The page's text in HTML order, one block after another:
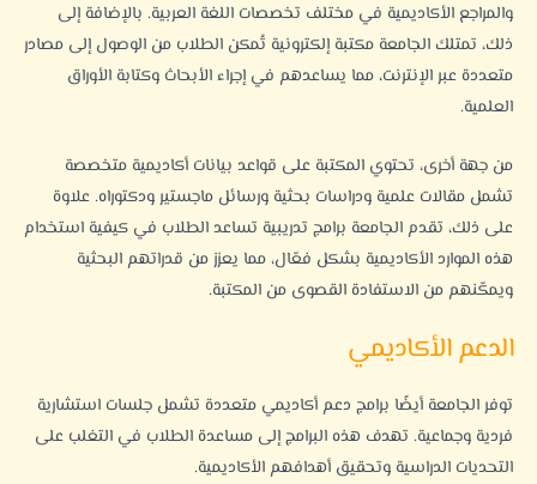
والمراجع الأكاديمية في مختلف تخصصات اللغة العربية. بالإضافة إلى
ذلك، تمتلك الجامعة مكتبة إلكترونية تُمكن الطلاب من الوصول إلى مصادر
متعددة عبر الإنترنت، مما يساعدهم في إجراء الأبحاث وكتابة الأوراق
العلمية.
من جهة أخرى، تحتوي المكتبة على قواعد بيانات أكاديمية متخصصة
تشمل مقالات علمية ودراسات بحثية ورسائل ماجستير ودكتوراه. علاوة
على ذلك، تقدم الجامعة برامج تدريبية تساعد الطلاب في كيفية استخدام
هذه الموارد الأكاديمية بشكل فعّال، مما يعزز من قدراتهم البحثية
ويمكّنهم من الاستفادة القصوى من المكتبة.
الدعم الأكاديمي
توفر الجامعة أيضًا برامج دعم أكاديمي متعددة تشمل جلسات استشارية
فردية وجماعية. تهدف هذه البرامج إلى مساعدة الطلاب في التغلب على
التحديات الدراسية وتحقيق أهدافهم الأكاديمية.